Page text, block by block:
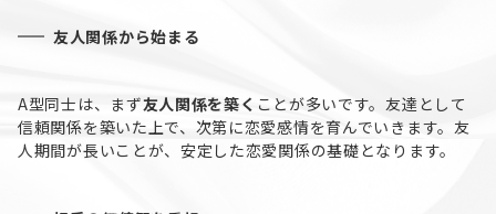
友人関係から始まる
A型同士は、まず友人関係を築く ことが多いです。友達として
信頼関係を築いた上で、次第に恋愛感情を育んでいきます。友
人期間が長いことが、安定した恋愛関係の基礎となります。